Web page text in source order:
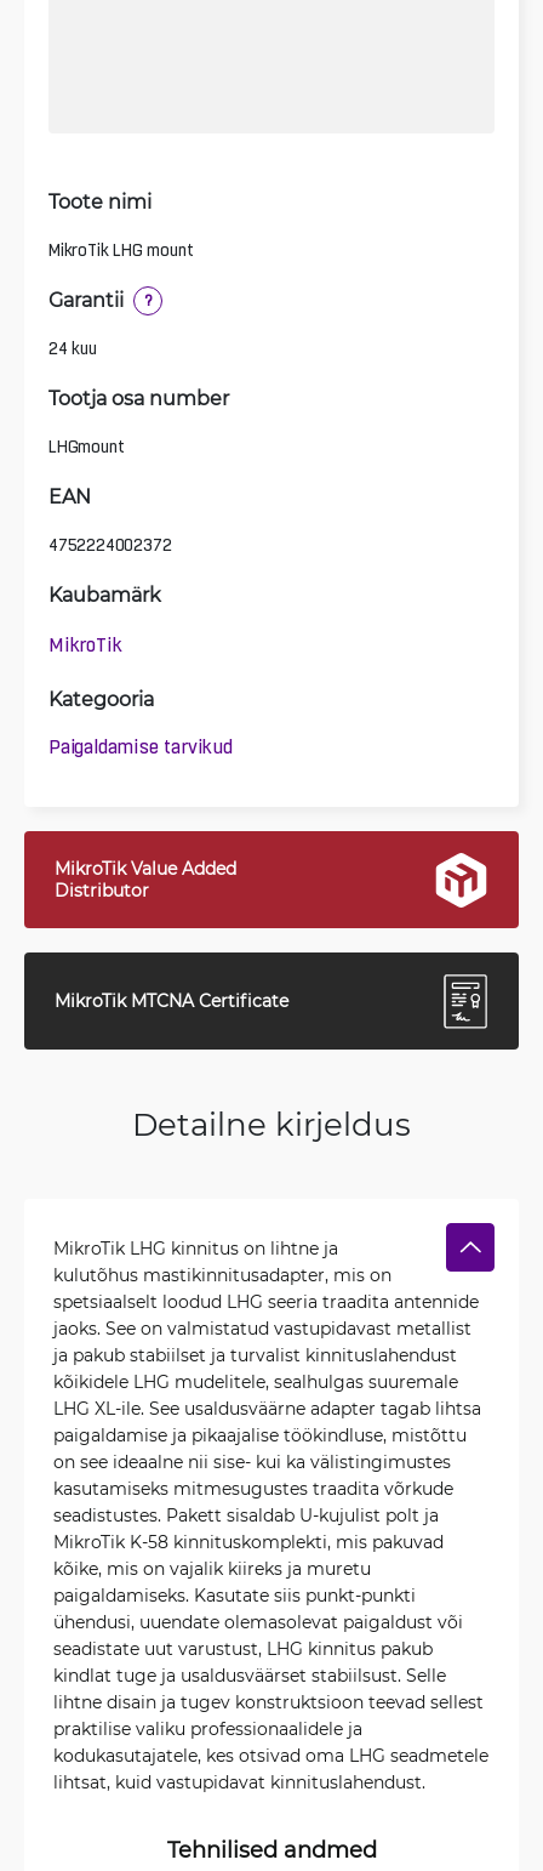
Toote nimi
MikroTik LHG mount
Garantii ?
24 kuu
Tootja osa number
LHGmount
EAN
4752224002372
Kaubamärk
MikroTik
Kategooria
Paigaldamise tarvikud
MikroTik Value Added
Distributor
MikroTik MTCNA Certificate
Detailne kirjeldus
MikroTik LHG kinnitus on lihtne ja
kulutõhus mastikinnitusadapter, mis on
spetsiaalselt loodud LHG seeria traadita antennide
jaoks. See on valmistatud vastupidavast metallist
ja pakub stabiilset ja turvalist kinnituslahendust
kõikidele LHG mudelitele, sealhulgas suuremale
LHG XL-ile. See usaldusväärne adapter tagab lihtsa
paigaldamise ja pikaajalise töökindluse, mistõttu
on see ideaalne nii sise- kui ka välistingimustes
kasutamiseks mitmesugustes traadita võrkude
seadistustes. Pakett sisaldab U-kujulist polt ja
MikroTik K-58 kinnituskomplekti, mis pakuvad
kõike, mis on vajalik kiireks ja muretu
paigaldamiseks. Kasutate siis punkt-punkti
ühendusi, uuendate olemasolevat paigaldust või
seadistate uut varustust, LHG kinnitus pakub
kindlat tuge ja usaldusväärset stabiilsust. Selle
lihtne disain ja tugev konstruktsioon teevad sellest
praktilise valiku professionaalidele ja
kodukasutajatele, kes otsivad oma LHG seadmetele
lihtsat, kuid vastupidavat kinnituslahendust.
Tehnilised andmed